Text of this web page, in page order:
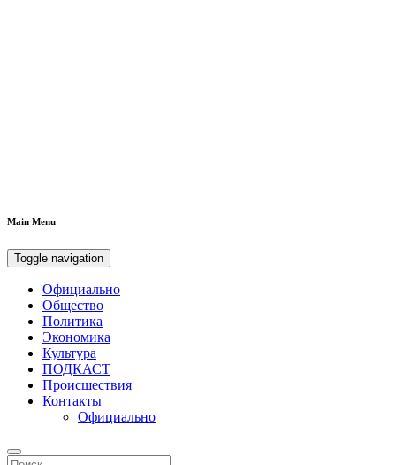
Main Menu
Toggle navigation
Официально
Общество
Политика
Экономика
Культура
ПОДКАСТ
Происшествия
Контакты
Официально